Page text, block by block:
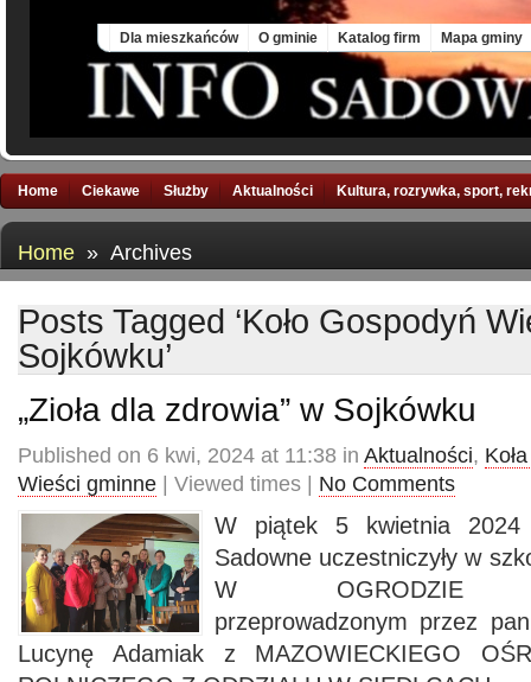
Dla mieszkańców O gminie Katalog firm Mapa gminy
Home Ciekawe Służby Aktualności Kultura, rozrywka, sport,
Home » Archives
Posts Tagged ‘Koło Gospodyń
Sojkówku’
„Zioła dla zdrowia” w Sojkówku
Published on 6 kwi, 2024 at 11:38 in Aktualności,
Wieści gminne | Viewed times | No Comments
W piątek 5 kwietnia 2024
Sadowne uczestniczyły w
W OGRODZIE
przeprowadzonym przez
Lucynę Adamiak z MAZOWIECKIEGO